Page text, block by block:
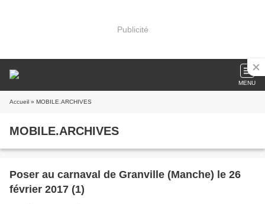
Publicité
MENU
Accueil » MOBILE.ARCHIVES
MOBILE.ARCHIVES
Poser au carnaval de Granville (Manche) le 26
février 2017 (1)